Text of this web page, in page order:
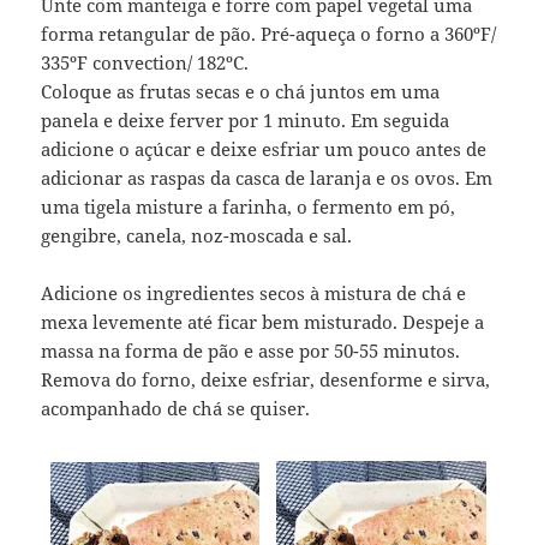
Unte com manteiga e forre com papel vegetal uma
forma retangular de pão. Pré-aqueça o forno a 360ºF/
335ºF convection/ 182ºC.
Coloque as frutas secas e o chá juntos em uma
panela e deixe ferver por 1 minuto. Em seguida
adicione o açúcar e deixe esfriar um pouco antes de
adicionar as raspas da casca de laranja e os ovos. Em
uma tigela misture a farinha, o fermento em pó,
gengibre, canela, noz-moscada e sal.
Adicione os ingredientes secos à mistura de chá e
mexa levemente até ficar bem misturado. Despeje a
massa na forma de pão e asse por 50-55 minutos.
Remova do forno, deixe esfriar, desenforme e sirva,
acompanhado de chá se quiser.